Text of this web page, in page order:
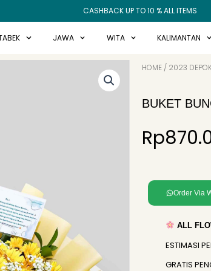
CASHBACK UP TO 10 % ALL ITEMS
JAWA WITA KALIMANTAN
HOME / 2023
BUKET
Rp
Order Via
ALL
ESTIMASI
GRATIS